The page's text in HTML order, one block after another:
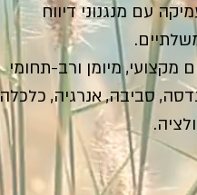
עם מנגנוני דיווח
מקצועי, מיומן ורב-תחומי
סביבה, אנרגיה,